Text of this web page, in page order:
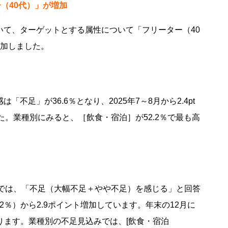
40代）」が増加
、ターゲットとする属性について「フリーター（40
しました。
「不足」が36.6％となり、2025年7～8月から2.4pt
業種別にみると、［飲食・宿泊］が52.2％で最も高
、「不足（大幅不足＋やや不足）を感じる」と回答
）から2.9ポイント増加しています。年末の12月に
す。業種別の不足見込みでは、[飲食・宿泊